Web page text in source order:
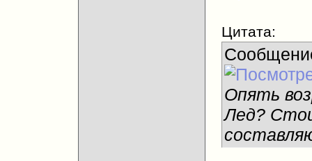
Цитата:
Опять
Лед?